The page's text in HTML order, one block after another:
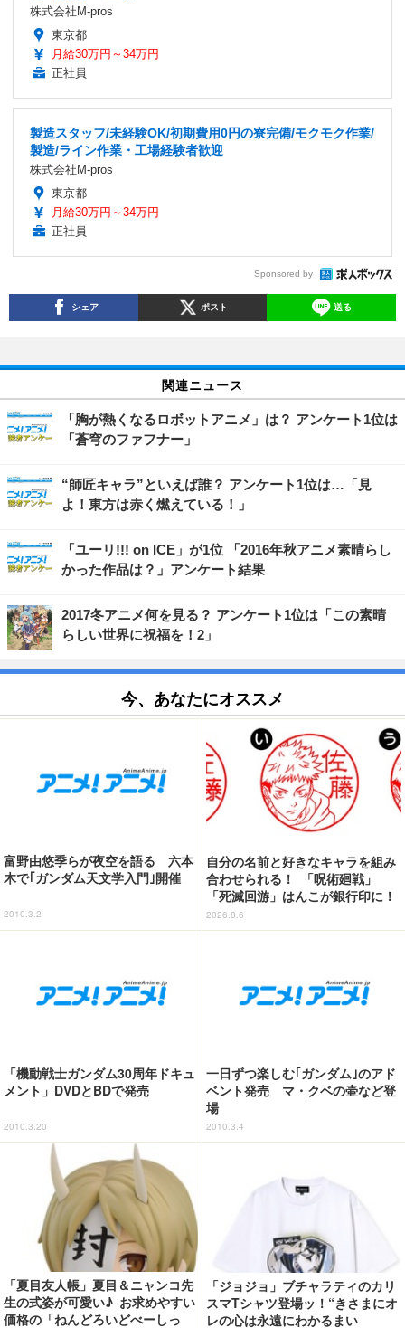
株式会社M-pros
東京都
月給30万円～34万円
正社員
製造スタッフ/未経験OK/初期費用0円の寮完備/モクモク作業/
製造/ライン作業・工場経験者歓迎
株式会社M-pros
東京都
月給30万円～34万円
正社員
Sponsored by
シェア ポスト 送る
関連ニュース
「胸が熱くなるロボットアニメ」は？ アンケート1位は
「蒼穹のファフナー」
“師匠キャラ”といえば誰？ アンケート1位は…「見
よ！東方は赤く燃えている！」
「ユーリ!!! on ICE」が1位 「2016年秋アニメ素晴らし
かった作品は？」アンケート結果
2017冬アニメ何を見る？ アンケート1位は「この素晴
らしい世界に祝福を！2」
今、あなたにオススメ
富野由悠季らが夜空を語る 六本
木で｢ガンダム天文学入門｣開催
2010.3.2
自分の名前と好きなキャラを組み
合わせられる！ 「呪術廻戦」
「死滅回游」はんこが銀行印に！
虎杖悠仁、乙骨憂太ら16キャラ追
加で全104種
2026.8.6
「機動戦士ガンダム30周年ドキュ
メント」DVDとBDで発売
2010.3.20
一日ずつ楽しむ｢ガンダム｣のアド
ベント発売 マ・クベの壷など登
場
2010.3.4
「夏目友人帳」夏目＆ニャンコ先
生の式姿が可愛い♪ お求めやすい
価格の「ねんどろいどべーしっ
「ジョジョ」ブチャラティのカリ
スマTシャツ登場ッ！“きさまにオ
レの心は永遠にわかるまい